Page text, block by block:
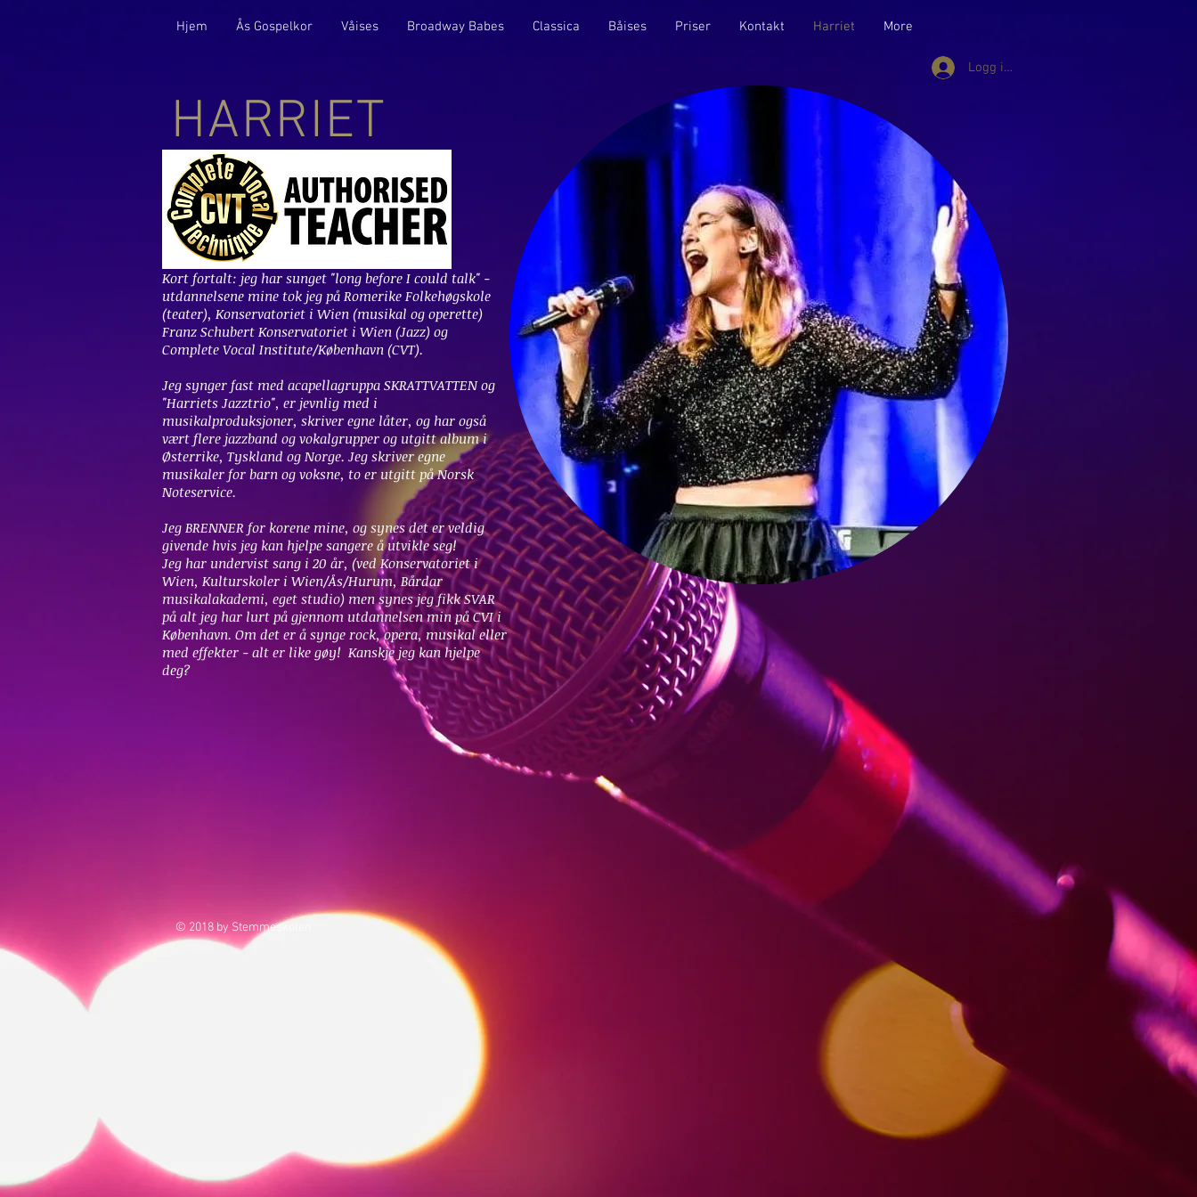
Hjem Ås Gospelkor Våises Broadway Babes Classica Båises Priser Kontakt Harriet More
Logg inn
HARRIET
Kort fortalt: jeg har sunget "long before I could talk" -
utdannelsene mine tok jeg på Romerike Folkehøgskole
(teater), Konservatoriet i Wien (musikal og operette)
Franz Schubert Konservatoriet i Wien (Jazz) og
Complete Vocal Institute/København (CVT).
Jeg synger fast med acapellagruppa SKRATTVATTEN og
"Harriets Jazztrio", er jevnlig med i
musikalproduksjoner, skriver egne låter, og har også
vært flere jazzband og vokalgrupper og utgitt album i
Østerrike, Tyskland og Norge. Jeg skriver egne
musikaler for barn og voksne, to er utgitt på Norsk
Noteservice.
Jeg BRENNER for korene mine, og synes det er veldig
givende hvis jeg kan hjelpe sangere å utvikle seg!
Jeg har undervist sang i 20 år, (ved Konservatoriet i
Wien, Kulturskoler i Wien/Ås/Hurum, Bårdar
musikalakademi, eget studio) men synes jeg fikk SVAR
på alt jeg har lurt på gjennom utdannelsen min på CVI i
København. Om det er å synge rock, opera, musikal eller
med effekter - alt er like gøy! Kanskje jeg kan hjelpe
deg?
© 2018 by Stemmeskolen